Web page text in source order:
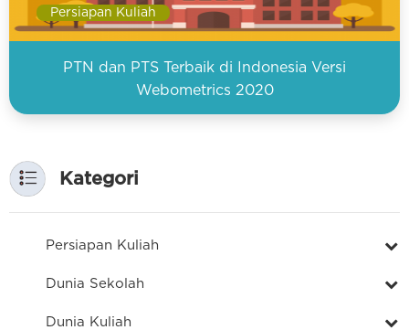
Persiapan Kuliah
PTN dan PTS Terbaik di Indonesia Versi
Webometrics 2020
Kategori
Persiapan Kuliah
Dunia Sekolah
Dunia Kuliah